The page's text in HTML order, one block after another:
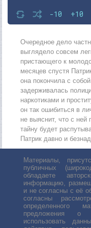
-10 +10
Очередное дело
выглядело совсем
пристающего к
месяцев спустя
она покончила с
задерживалась
наркотиками и
он так ошибиться в
не выяснит, что с
тайну будет
Патрик давно и
Материалы,
публичных
обладаете
информацию,
и не согласны с её
согласны
определенного
предложения о
использовать